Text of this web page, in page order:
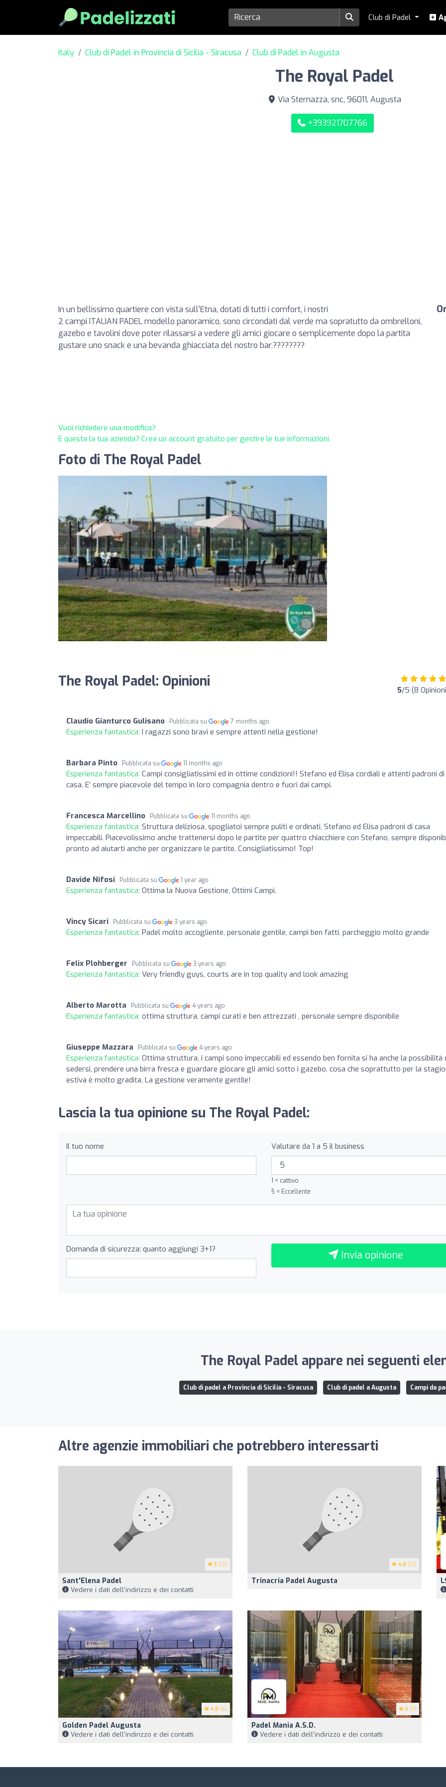
Club di Padel
Italy Club di Padel in Provincia di Sicilia - Siracusa Club di Padel in Augusta
The Royal Padel
Via Sternazza, snc, 96011, Augusta
+393921707766
In un bellissimo quartiere con vista sull'Etna, dotati di tutti i comfort, i nostri
2 campi ITALIAN PADEL modello panoramico, sono circondati dal verde ma sopratutto da ombrelloni,
gazebo e tavolini dove poter rilassarsi a vedere gli amici giocare o semplicemente dopo la partita
gustare uno snack e una bevanda ghiacciata del nostro bar.????????
Vuoi richiedere una modifica?
È questa la tua azienda? Crea un account gratuito per gestire le tue informazioni
Foto di The Royal Padel
The Royal Padel: Opinioni 5/5 (8
Claudio Gianturco Gulisano Pubblicata su 7 months ago
Esperienza fantastica: I ragazzi sono bravi e sempre attenti nella gestione!
Barbara Pinto Pubblicata su 11 months ago
Esperienza fantastica: Campi consigliatissimi ed in ottime condizioni!! Stefano ed Elisa cordiali e attenti padroni di
casa. E’ sempre piacevole del tempo in loro compagnia dentro e fuori dai campi.
Francesca Marcellino Pubblicata su 11 months ago
Esperienza fantastica: Struttura deliziosa, spogliatoi sempre puliti e ordinati, Stefano ed Elisa padroni di casa
impeccabili. Piacevolissimo anche trattenersi dopo le partite per quattro chiacchiere con Stefano, sempre
pronto ad aiutarti anche per organizzare le partite. Consigliatissimo! Top!
Davide Nifosi Pubblicata su 1 year ago
Esperienza fantastica: Ottima la Nuova Gestione, Ottimi Campi.
Vincy Sicari Pubblicata su 3 years ago
Esperienza fantastica: Padel molto accogliente, personale gentile, campi ben fatti, parcheggio molto grande
Felix Plohberger Pubblicata su 3 years ago
Esperienza fantastica: Very friendly guys, courts are in top quality and look amazing
Alberto Marotta Pubblicata su 4 years ago
Esperienza fantastica: ottima struttura, campi curati e ben attrezzati , personale sempre disponibile
Giuseppe Mazzara Pubblicata su 4 years ago
Esperienza fantastica: Ottima struttura, i campi sono impeccabili ed essendo ben fornita si ha anche la possibilità
sedersi, prendere una birra fresca e guardare giocare gli amici sotto i gazebo, cosa che soprattutto per la
estiva è molto gradita. La gestione veramente gentile!
Lascia la tua opinione su The Royal Padel:
Il tuo nome Valutare da 1 a 5 il business
1 = cattivo
5 = Eccellente
Domanda di sicurezza: quanto aggiungi 3+1? Invia opinione
The Royal Padel appare nei seguenti
Club di padel a Provincia di Sicilia - Siracusa Club di padel a Augusta Campi da
Altre agenzie immobiliari che potrebbero interessarti
5 (12)
Sant'Elena Padel
Vedere i dati dell'indirizzo e dei contatti
4.8 (13)
Trinacria Padel Augusta
4.8 (6)
Golden Padel Augusta
Vedere i dati dell'indirizzo e dei contatti
5 (3)
Padel Mania A.S.D.
Vedere i dati dell'indirizzo e dei contatti